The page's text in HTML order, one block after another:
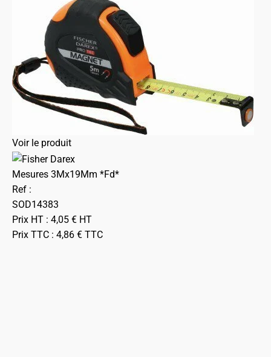
Voir le produit
Mesures 3Mx19Mm *Fd*
Ref :
SOD14383
Prix HT : 4,05 € HT
Prix TTC : 4,86 € TTC